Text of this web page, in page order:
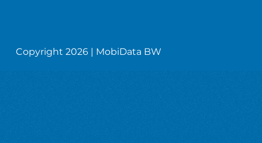
Copyright 2026 | MobiData BW